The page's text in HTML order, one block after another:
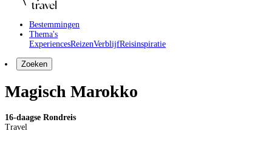
Bestemmingen
Thema's
ExperiencesReizenVerblijfReisinspiratie
Zoeken
Magisch Marokko
16-daagse Rondreis
Travel